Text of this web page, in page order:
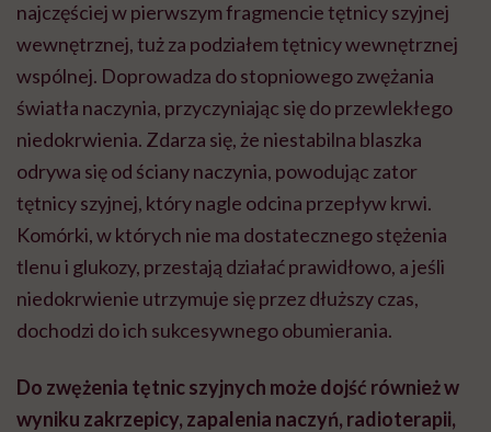
najczęściej w pierwszym fragmencie tętnicy szyjnej
wewnętrznej, tuż za podziałem tętnicy wewnętrznej
wspólnej. Doprowadza do stopniowego zwężania
światła naczynia, przyczyniając się do przewlekłego
niedokrwienia. Zdarza się, że niestabilna blaszka
odrywa się od ściany naczynia, powodując zator
tętnicy szyjnej, który nagle odcina przepływ krwi.
Komórki, w których nie ma dostatecznego stężenia
tlenu i glukozy, przestają działać prawidłowo, a jeśli
niedokrwienie utrzymuje się przez dłuższy czas,
dochodzi do ich sukcesywnego obumierania.
Do zwężenia tętnic szyjnych może dojść również w
wyniku zakrzepicy, zapalenia naczyń, radioterapii,